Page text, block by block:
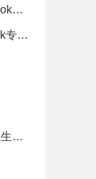
探索NS（NerdySense）在Facebook上的应用
Facebook专线改写为使用Facebook专线服务
摆脱对Facebook的依赖，探索离线生活的新方式